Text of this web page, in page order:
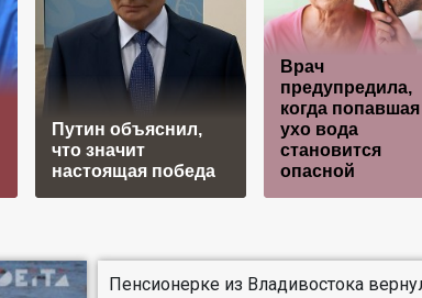
Путин объяснил,
что значит
настоящая победа
Врач
предупредила,
когда
ухо вода
становится
опасной
Пенсионерке из Владивостока